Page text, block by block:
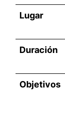
Lugar
Duración
Objetivos